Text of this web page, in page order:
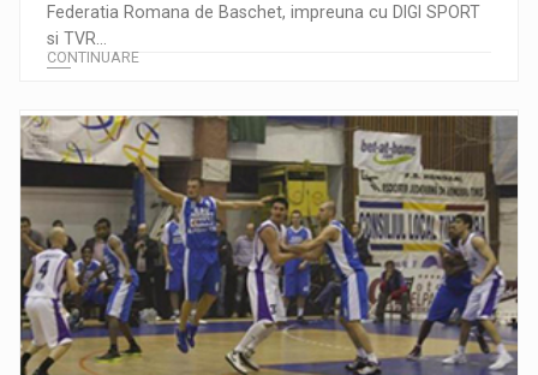
Federatia Romana de Baschet, impreuna cu DIGI SPORT
si TVR...
CONTINUARE